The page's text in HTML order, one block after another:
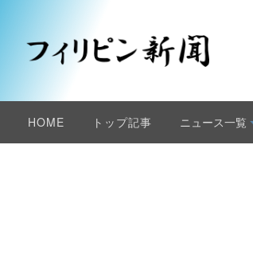
HOME トップ記事 ニュース一覧